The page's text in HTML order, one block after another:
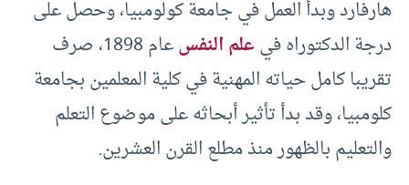
هارفارد وبدأ العمل في جامعة كولومبيا، وحصل على
درجة الدكتوراه فيعلم النفس
عام 1898، صرف
تقريبا كامل حياته المهنية في كلية المعلمين بجامعة
كلومبيا، وقد بدأ تأثير أبحاثه على موضوع التعلم
والتعليم بالظهور منذ مطلع القرن العشرين.